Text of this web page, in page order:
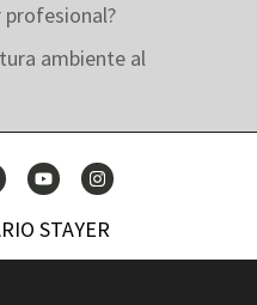
profesional?
ambiente al
STAYER